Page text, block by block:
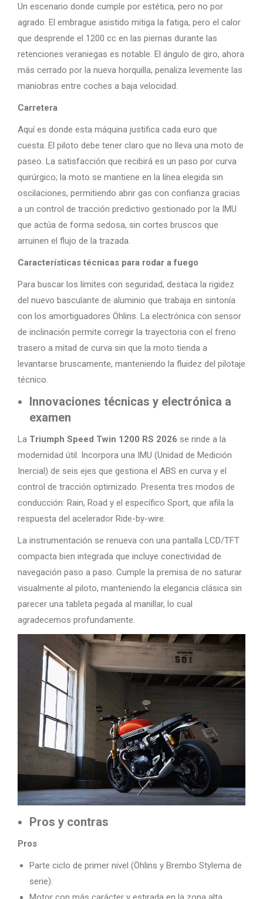
Un escenario donde cumple por estética, pero no por
agrado. El embrague asistido mitiga la fatiga, pero el calor
que desprende el 1200 cc en las piernas durante las
retenciones veraniegas es notable. El ángulo de giro, ahora
más cerrado por la nueva horquilla, penaliza levemente las
maniobras entre coches a baja velocidad.
Carretera
Aquí es donde esta máquina justifica cada euro que
cuesta. El piloto debe tener claro que no lleva una moto de
paseo. La satisfacción que recibirá es un paso por curva
quirúrgico; la moto se mantiene en la línea elegida sin
oscilaciones, permitiendo abrir gas con confianza gracias
a un control de tracción predictivo gestionado por la IMU
que actúa de forma sedosa, sin cortes bruscos que
arruinen el flujo de la trazada.
Características técnicas para rodar a fuego
Para buscar los límites con seguridad, destaca la rigidez
del nuevo basculante de aluminio que trabaja en sintonía
con los amortiguadores Öhlins. La electrónica con sensor
de inclinación permite corregir la trayectoria con el freno
trasero a mitad de curva sin que la moto tienda a
levantarse bruscamente, manteniendo la fluidez del pilotaje
técnico.
Innovaciones técnicas y electrónica a
examen
La Triumph Speed Twin 1200 RS 2026 se rinde a la
modernidad útil. Incorpora una IMU (Unidad de Medición
Inercial) de seis ejes que gestiona el ABS en curva y el
control de tracción optimizado. Presenta tres modos de
conducción: Rain, Road y el específico Sport, que afila la
respuesta del acelerador Ride-by-wire.
La instrumentación se renueva con una pantalla LCD/TFT
compacta bien integrada que incluye conectividad de
navegación paso a paso. Cumple la premisa de no saturar
visualmente al piloto, manteniendo la elegancia clásica sin
parecer una tableta pegada al manillar, lo cual
agradecemos profundamente.
Pros y contras
Pros
Parte ciclo de primer nivel (Öhlins y Brembo Stylema de
serie).